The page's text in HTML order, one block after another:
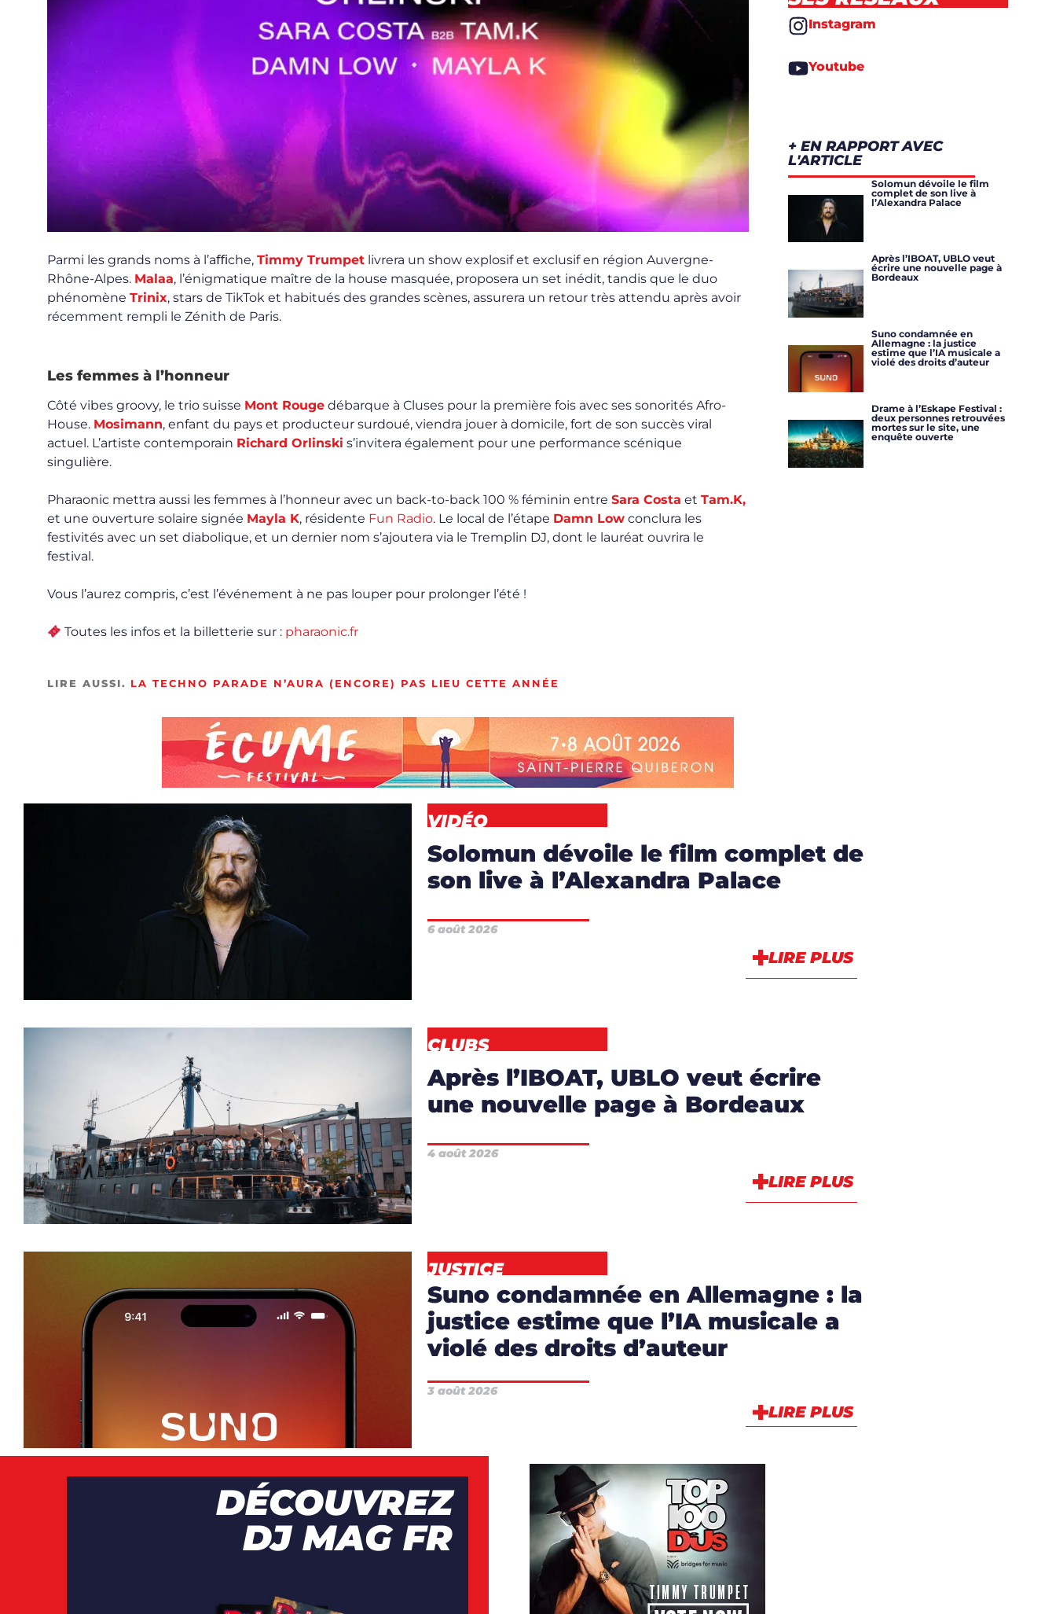
Parmi les grands noms à l’aﬃche, Timmy Trumpet livrera un show explosif et exclusif en région Auvergne-
Rhône-Alpes. Malaa, l’énigmatique maître de la house masquée, proposera un set inédit, tandis que le duo
phénomène Trinix, stars de TikTok et habitués des grandes scènes, assurera un retour très attendu après avoir
récemment rempli le Zénith de Paris.
Les femmes à l’honneur
Côté vibes groovy, le trio suisse Mont Rouge débarque à Cluses pour la première fois avec ses sonorités Afro-
House. Mosimann, enfant du pays et producteur surdoué, viendra jouer à domicile, fort de son succès viral
actuel. L’artiste contemporain Richard Orlinski s’invitera également pour une performance scénique
singulière.
Pharaonic mettra aussi les femmes à l’honneur avec un back-to-back 100 % féminin entre Sara Costa et Tam.K,
et une ouverture solaire signée Mayla K, résidente Fun Radio. Le local de l’étape Damn Low conclura les
festivités avec un set diabolique, et un dernier nom s’ajoutera via le Tremplin DJ, dont le lauréat ouvrira le
festival.
Vous l’aurez compris, c’est l’événement à ne pas louper pour prolonger l’été !
Toutes les infos et la billetterie sur : pharaonic.fr
LIRE AUSSI. LA TECHNO PARADE N’AURA (ENCORE) PAS LIEU CETTE ANNÉE
Instagram
Youtube
+ EN RAPPORT AVEC
L'ARTICLE
Solomun dévoile le film
complet de son live à
l’Alexandra Palace
Après l’IBOAT, UBLO veut
écrire une nouvelle page à
Bordeaux
Suno condamnée en
Allemagne : la justice
estime que l’IA musicale a
violé des droits d’auteur
Drame à l’Eskape Festival :
deux personnes retrouvées
mortes sur le site, une
enquête ouverte
ARTICLES ,ARTISTES
NEWS
VIDÉO
Solomun dévoile le film complet de
son live à l’Alexandra Palace
6 août 2026
LIRE PLUS
ARTICLES,CLUBS,NEWS
CLUBS
Après l’IBOAT, UBLO veut écrire
une nouvelle page à Bordeaux
4 août 2026
LIRE PLUS
ARTICLES,NEWS
JUSTICE
Suno condamnée en Allemagne : la
justice estime que l’IA musicale a
violé des droits d’auteur
3 août 2026
LIRE PLUS
DÉCOUVREZ
DJ MAG FR